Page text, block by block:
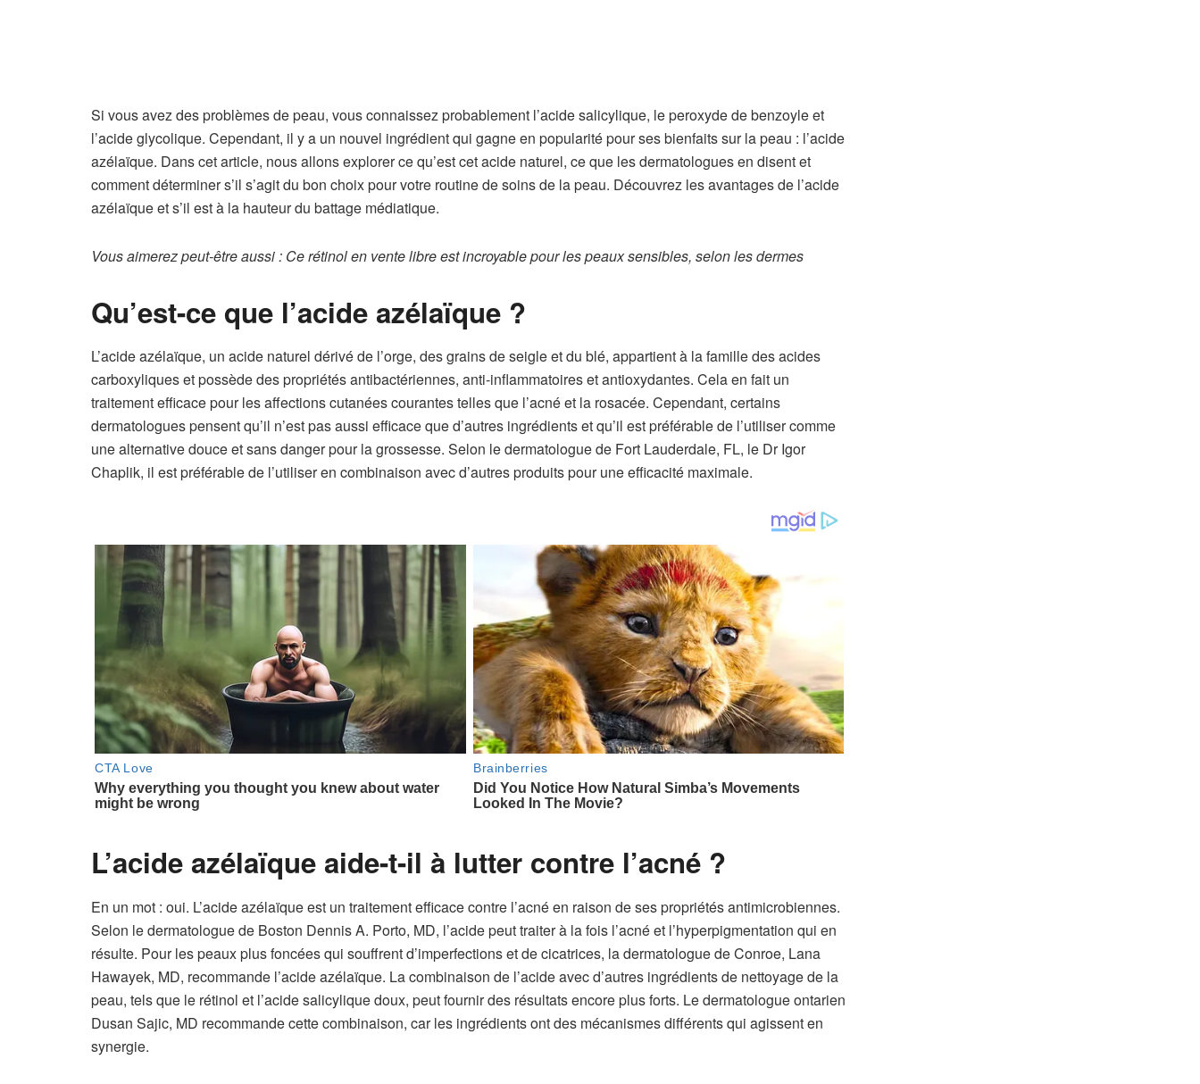
Si vous avez des problèmes de peau, vous connaissez probablement l’acide salicylique, le peroxyde de benzoyle et
l’acide glycolique. Cependant, il y a un nouvel ingrédient qui gagne en popularité pour ses bienfaits sur la peau : l’acide
azélaïque. Dans cet article, nous allons explorer ce qu’est cet acide naturel, ce que les dermatologues en disent et
comment déterminer s’il s’agit du bon choix pour votre routine de soins de la peau. Découvrez les avantages de l’acide
azélaïque et s’il est à la hauteur du battage médiatique.
Vous aimerez peut-être aussi : Ce rétinol en vente libre est incroyable pour les peaux sensibles, selon les dermes
Qu’est-ce que l’acide azélaïque ?
L’acide azélaïque, un acide naturel dérivé de l’orge, des grains de seigle et du blé, appartient à la famille des acides
carboxyliques et possède des propriétés antibactériennes, anti-inflammatoires et antioxydantes. Cela en fait un
traitement efficace pour les affections cutanées courantes telles que l’acné et la rosacée. Cependant, certains
dermatologues pensent qu’il n’est pas aussi efficace que d’autres ingrédients et qu’il est préférable de l’utiliser comme
une alternative douce et sans danger pour la grossesse. Selon le dermatologue de Fort Lauderdale, FL, le Dr Igor
Chaplik, il est préférable de l’utiliser en combinaison avec d’autres produits pour une efficacité maximale.
L’acide azélaïque aide-t-il à lutter contre l’acné ?
En un mot : oui. L’acide azélaïque est un traitement efficace contre l’acné en raison de ses propriétés antimicrobiennes.
Selon le dermatologue de Boston Dennis A. Porto, MD, l’acide peut traiter à la fois l’acné et l’hyperpigmentation qui en
résulte. Pour les peaux plus foncées qui souffrent d’imperfections et de cicatrices, la dermatologue de Conroe, Lana
Hawayek, MD, recommande l’acide azélaïque. La combinaison de l’acide avec d’autres ingrédients de nettoyage de la
peau, tels que le rétinol et l’acide salicylique doux, peut fournir des résultats encore plus forts. Le dermatologue ontarien
Dusan Sajic, MD recommande cette combinaison, car les ingrédients ont des mécanismes différents qui agissent en
synergie.